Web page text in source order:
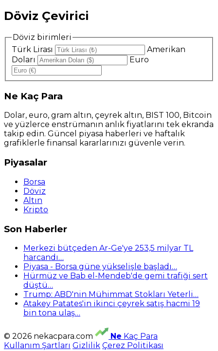
Döviz Çevirici
Döviz birimleri
Türk Lirası
Amerikan
Doları
Euro
Ne Kaç Para
Dolar, euro, gram altın, çeyrek altın, BIST 100, Bitcoin
ve yüzlerce enstrümanın anlık fiyatlarını tek ekranda
takip edin. Güncel piyasa haberleri ve haftalık
grafiklerle finansal kararlarınızı güvenle verin.
Piyasalar
Borsa
Döviz
Altın
Kripto
Son Haberler
Merkezi bütçeden Ar-Ge'ye 253,5 milyar TL
harcandı…
Piyasa - Borsa güne yükselişle başladı…
Hürmüz ve Bab el-Mendeb'de gemi trafiği sert
düştü…
Trump: ABD'nin Mühimmat Stokları Yeterli…
Atakey Patates'in ikinci çeyrek satış hacmi 19
bin tona ulaş…
© 2026 nekacpara.com Ne Kaç Para
Kullanım Şartları Gizlilik Çerez Politikası